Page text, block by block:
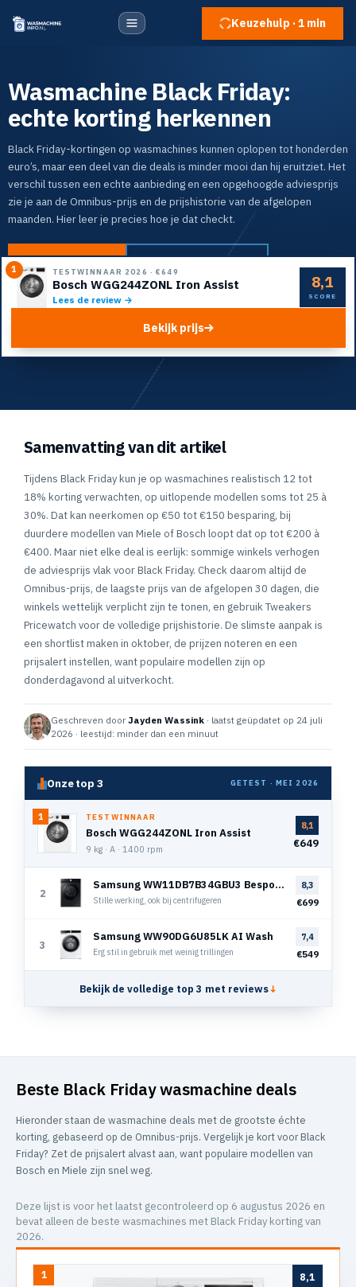
Keuzehulp · 1 min
Wasmachine Black Friday:
echte korting herkennen
Black Friday-kortingen op wasmachines kunnen oplopen tot honderden
euro’s, maar een deel van die deals is minder mooi dan hij eruitziet. Het
verschil tussen een echte aanbieding en een opgehoogde adviesprijs
zie je aan de Omnibus-prijs en de prijshistorie van de afgelopen
maanden. Hier leer je precies hoe je dat checkt.
Naar de top 5 Doe de keuzehulp
1 TESTWINNAAR 2026 · €649
Bosch WGG244ZONL Iron Assist
Lees de review →
8,1
SCORE
Bekijk prijs
Samenvatting van dit artikel
Tijdens Black Friday kun je op wasmachines realistisch 12 tot
18% korting verwachten, op uitlopende modellen soms tot 25 à
30%. Dat kan neerkomen op €50 tot €150 besparing, bij
duurdere modellen van Miele of Bosch loopt dat op tot €200 à
€400. Maar niet elke deal is eerlijk: sommige winkels verhogen
de adviesprijs vlak voor Black Friday. Check daarom altijd de
Omnibus-prijs, de laagste prijs van de afgelopen 30 dagen, die
winkels wettelijk verplicht zijn te tonen, en gebruik Tweakers
Pricewatch voor de volledige prijshistorie. De slimste aanpak is
een shortlist maken in oktober, de prijzen noteren en een
prijsalert instellen, want populaire modellen zijn op
donderdagavond al uitverkocht.
Geschreven door Jayden Wassink · laatst geüpdatet op 24 juli
2026 · leestijd: minder dan een minuut
Onze top 3 GETEST · MEI 2026
1 TESTWINNAAR
Bosch WGG244ZONL Iron Assist
9 kg · A · 1400 rpm
8,1
€649
2
Samsung WW11DB7B34GBU3 Bespoke Super Speed
Stille werking, ook bij centrifugeren
8,3
€699
3
Samsung WW90DG6U85LK AI Wash
Erg stil in gebruik met weinig trillingen
7,4
€549
Bekijk de volledige top 3 met reviews↓
Beste Black Friday wasmachine deals
Hieronder staan de wasmachine deals met de grootste échte
korting, gebaseerd op de Omnibus-prijs. Vergelijk je kort voor Black
Friday? Zet de prijsalert alvast aan, want populaire modellen van
Bosch en Miele zijn snel weg.
Deze lijst is voor het laatst gecontroleerd op 6 augustus 2026 en
bevat alleen de beste wasmachines met Black Friday korting van
2026.
1 8,1